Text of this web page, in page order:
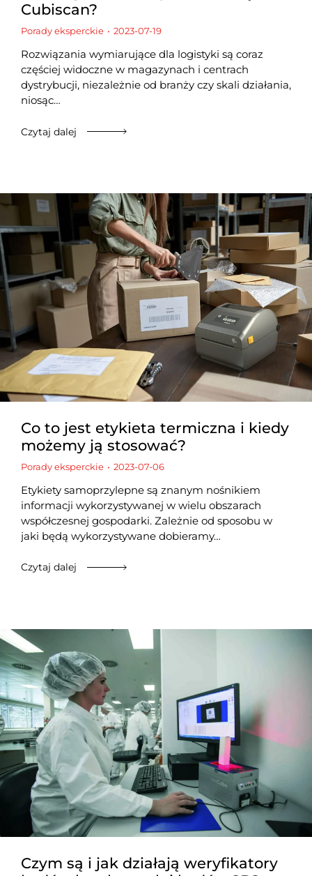
Cubiscan?
Porady eksperckie 2023-07-19
Rozwiązania wymiarujące dla logistyki są coraz
częściej widoczne w magazynach i centrach
dystrybucji, niezależnie od branży czy skali działania,
niosąc…
Czytaj dalej
Co to jest etykieta termiczna i kiedy
możemy ją stosować?
Porady eksperckie 2023-07-06
Etykiety samoprzylepne są znanym nośnikiem
informacji wykorzystywanej w wielu obszarach
współczesnej gospodarki. Zależnie od sposobu w
jaki będą wykorzystywane dobieramy…
Czytaj dalej
Czym są i jak działają weryfikatory